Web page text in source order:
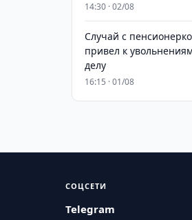
14:30 · 02/08
Случай с
привел к
делу
16:15 · 01/08
СОЦСЕТИ
Telegram